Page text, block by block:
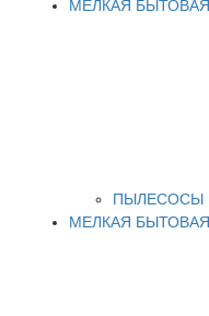
МЕЛКАЯ
ПЫЛЕСОСЫ
МЕЛКАЯ